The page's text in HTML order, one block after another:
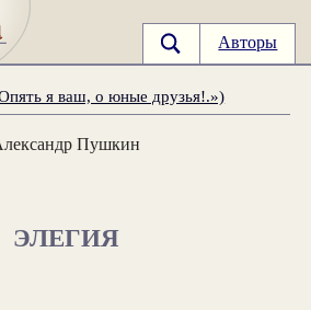
Авторы
я ваш, о юные друзья!.»)
Пушкин
ЭЛЕГИЯ